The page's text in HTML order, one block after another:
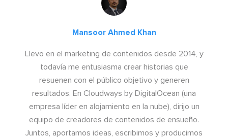
Mansoor Ahmed Khan
Llevo en el marketing de contenidos desde 2014, y
todavía me entusiasma crear historias que
resuenen con el público objetivo y generen
resultados. En Cloudways by DigitalOcean (una
empresa líder en alojamiento en la nube), dirijo un
equipo de creadores de contenidos de ensueño.
Juntos, aportamos ideas, escribimos y producimos